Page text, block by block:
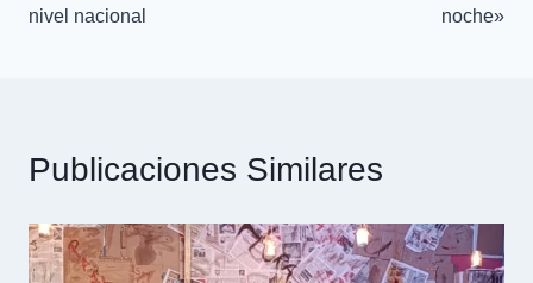
nivel nacional
noche»
Publicaciones Similares